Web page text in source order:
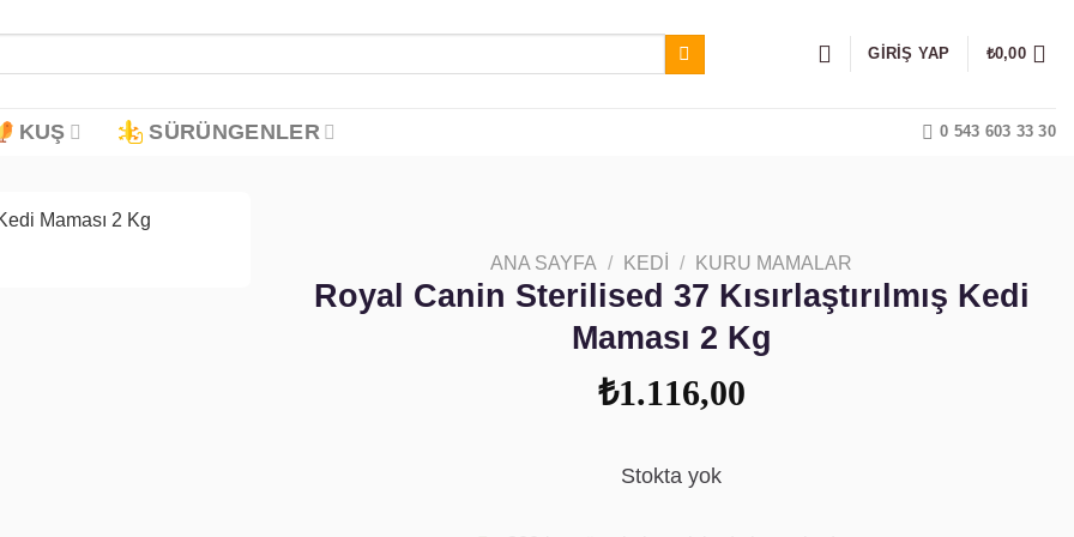
GIRIŞ YAP ₺0,00
KUŞ SÜRÜNGENLER 0 543 603 33 30
ANA SAYFA / KEDI / KURU MAMALAR
Royal Canin Sterilised 37 Kısırlaştırılmış Kedi
Maması 2 Kg
₺1.116,00
Stokta yok